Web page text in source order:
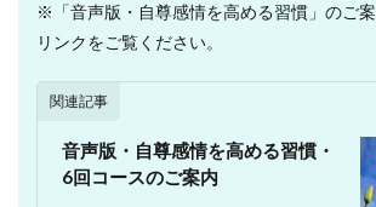
※「音声版・自尊感情を高める習慣」のご
リンクをご覧ください。
関連記事
音声版・自尊感情を高める習慣・
6回コースのご案内